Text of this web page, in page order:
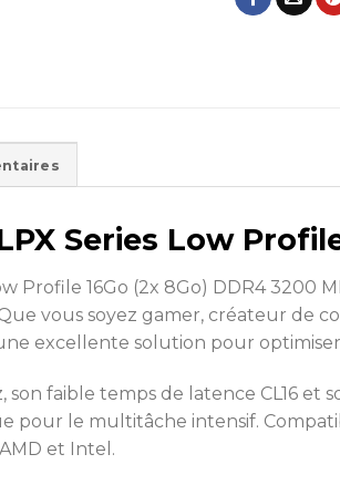
Series Low
Profile 16Go (2x 8Go) DDR4
vous soyez gamer, créateur de
excellente solution pour
son faible temps de latence CL16
pour le multitâche intensif.
et Intel.